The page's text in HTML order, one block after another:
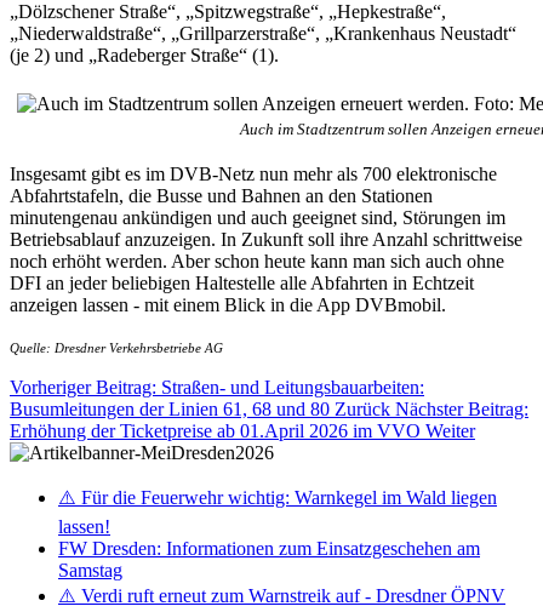
„Dölzschener Straße“, „Spitzwegstraße“, „Hepkestraße“,
„Niederwaldstraße“, „Grillparzerstraße“, „Krankenhaus Neustadt“
(je 2) und „Radeberger Straße“ (1).
Auch im Stadtzentrum sollen Anzeigen
Insgesamt gibt es im DVB-Netz nun mehr als 700 elektronische
Abfahrtstafeln, die Busse und Bahnen an den Stationen
minutengenau ankündigen und auch geeignet sind, Störungen im
Betriebsablauf anzuzeigen. In Zukunft soll ihre Anzahl schrittweise
noch erhöht werden. Aber schon heute kann man sich auch ohne
DFI an jeder beliebigen Haltestelle alle Abfahrten in Echtzeit
anzeigen lassen - mit einem Blick in die App DVBmobil.
Quelle: Dresdner Verkehrsbetriebe AG
Vorheriger Beitrag: Straßen- und Leitungsbauarbeiten:
Busumleitungen der Linien 61, 68 und 80 Zurück Nächster Beitrag:
Erhöhung der Ticketpreise ab 01.April 2026 im VVO Weiter
⚠️ Für die Feuerwehr wichtig: Warnkegel im Wald liegen
lassen!
FW Dresden: Informationen zum Einsatzgeschehen am
Samstag
⚠️ Verdi ruft erneut zum Warnstreik auf - Dresdner ÖPNV